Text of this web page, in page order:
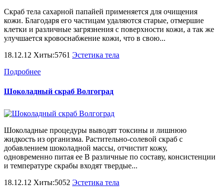
Скраб тела сахарной папайей применяется для очищения
кожи. Благодаря его частицам удаляются старые, отмершие
клетки и различные загрязнения с поверхности кожи, а так же
улучшается кровоснабжение кожи, что в свою...
18.12.12 Хиты:5761 Эстетика тела
Подробнее
Шоколадный скраб Волгоград
Шоколадные процедуры выводят токсины и лишнюю
жидкость из организма. Растительно-солевой скраб с
добавлением шоколадной массы, отчистит кожу,
одновременно питая ее В различные по составу, консистенции
и температуре скрабы входят твердые...
18.12.12 Хиты:5052 Эстетика тела